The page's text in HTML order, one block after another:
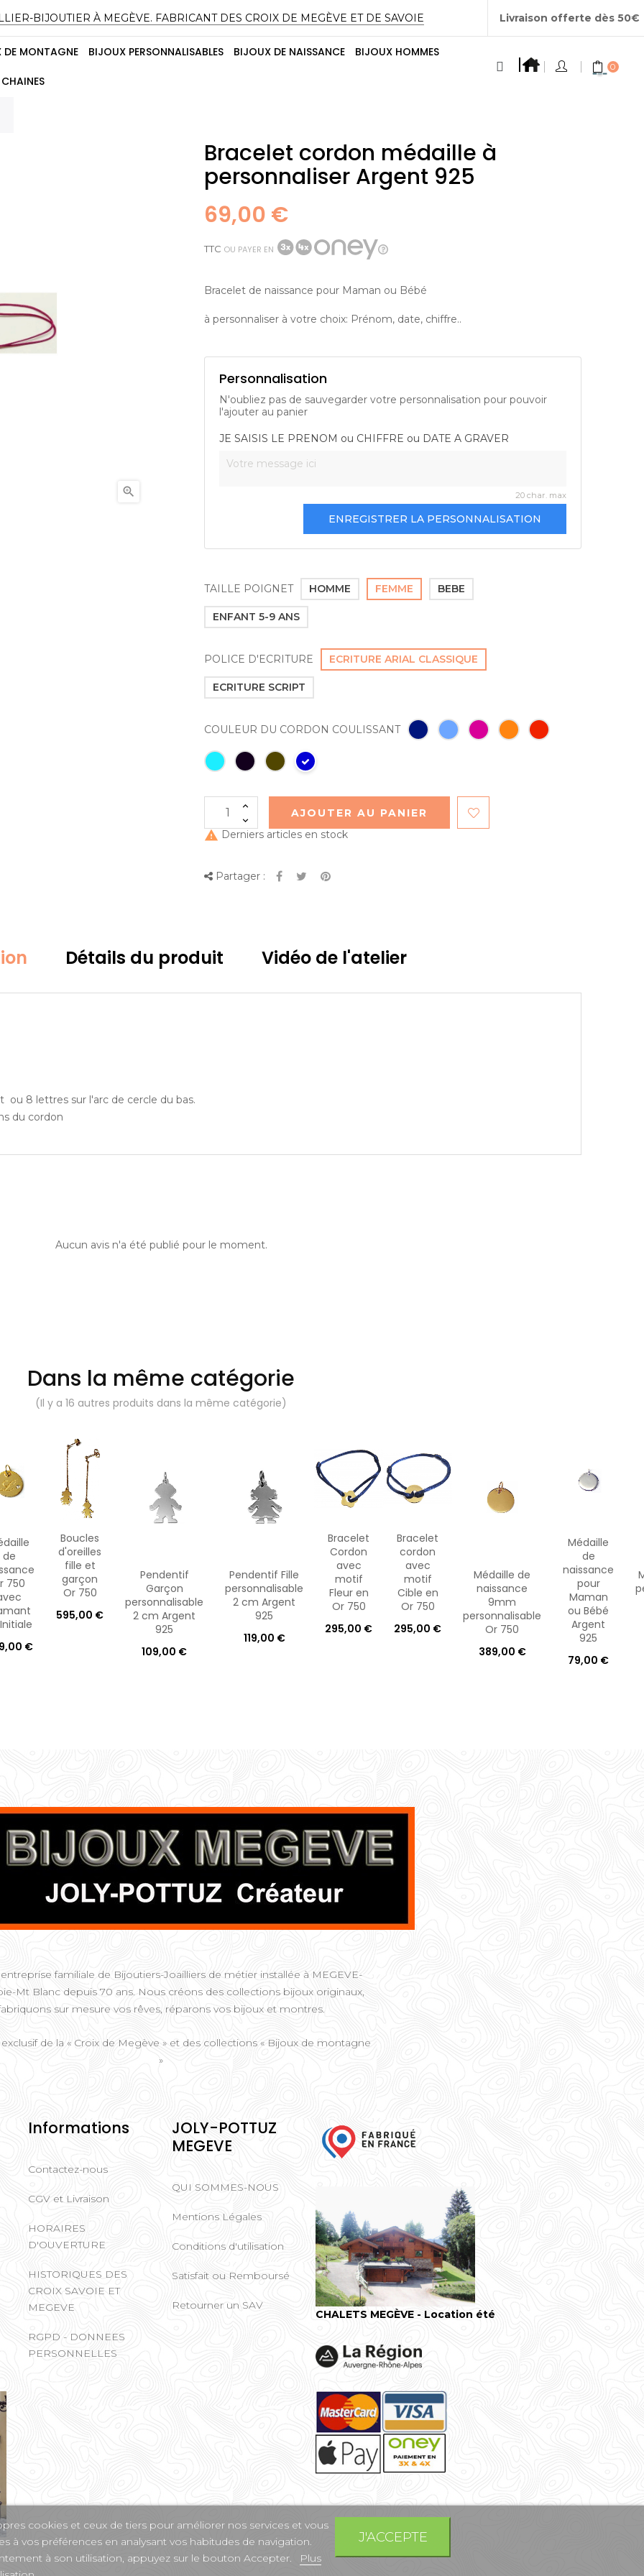
BIJOUTIER À MEGÈVE. FABRICANT DES CROIX DE MEGÈVE ET DE SAVOIE Livraison offerte dès 50€
DE MONTAGNE BIJOUX PERSONNALISABLES BIJOUX DE NAISSANCE BIJOUX HOMMES
CHAINES
0

Bracelet cordon médaille à
personnaliser Argent 925
69,00 €
TTC OU PAYER EN
Bracelet de naissance pour Maman ou Bébé
à personnaliser à votre choix: Prénom, date, chiffre..
Personnalisation
N'oubliez pas de sauvegarder votre personnalisation pour pouvoir
l'ajouter au panier
JE SAISIS LE PRENOM ou CHIFFRE ou DATE A GRAVER
20 char. max
ENREGISTRER LA PERSONNALISATION
TAILLE POIGNET HOMME FEMME BEBE
ENFANT 5-9 ANS
POLICE D'ECRITURE ECRITURE ARIAL CLASSIQUE
ECRITURE SCRIPT
COULEUR DU CORDON COULISSANT
AJOUTER AU PANIER
 Derniers articles en stock
Partager :
Détails du produit Vidéo de l'atelier
ou 8 lettres sur l'arc de cercle du bas.
du cordon
Aucun avis n'a été publié pour le moment.
Dans la même catégorie
(Il y a 16 autres produits dans la même catégorie)
de
750
€
Boucles
d'oreilles
fille et
garçon
Or 750
595,00 €
Pendentif
Garçon
personnalisable
2 cm Argent
925
109,00 €
Pendentif Fille
personnalisable
2 cm Argent
925
119,00 €
Bracelet
Cordon
avec
motif
Fleur en
Or 750
295,00 €
Bracelet
cordon
avec
motif
Cible en
Or 750
295,00 €
Médaille de
naissance
9mm
personnalisable
Or 750
389,00 €
Médaille
de
naissance
pour
Maman
ou Bébé
Argent
925
79,00 €
familiale de Bijoutiers-Joailliers de métier installée à MEGEVE-
Mt Blanc depuis 70 ans. Nous créons des collections bijoux originaux,
sur mesure vos rêves, réparons vos bijoux et montres.
de la « Croix de Megève » et des collections « Bijoux de montagne
»
Informations
Contactez-nous
CGV et Livraison
HORAIRES
D'OUVERTURE
HISTORIQUES DES
CROIX SAVOIE ET
MEGEVE
RGPD - DONNEES
PERSONNELLES
JOLY-POTTUZ
MEGEVE
QUI SOMMES-NOUS
Mentions Légales
Conditions d'utilisation
Satisfait ou Remboursé
Retourner un SAV
CHALETS MEGÈVE - Location été
cookies et ceux de tiers pour améliorer nos services et vous
à vos préférences en analysant vos habitudes de navigation.
à son utilisation, appuyez sur le bouton Accepter.
Plus
J'ACCEPTE